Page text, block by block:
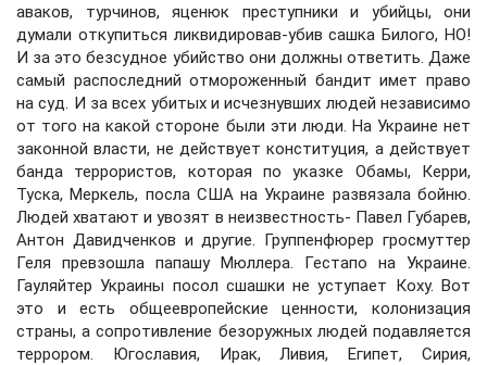
аваков, турчинов, яценюк преступники и убийцы, они
думали откупиться ликвидировав-убив сашка Билого, НО!
И за это безсудное убийство они должны ответить. Даже
самый распоследний отмороженный бандит имет право
на суд. И за всех убитых и исчезнувших людей независимо
от того на какой стороне были эти люди. На Украине нет
законной власти, не действует конституция, а действует
банда террористов, которая по указке Обамы, Керри,
Туска, Меркель, посла США на Украине развязала бойню.
Людей хватают и увозят в неизвестность- Павел Губарев,
Антон Давидченков и другие. Группенфюрер гросмуттер
Геля превзошла папашу Мюллера. Гестапо на Украине.
Гауляйтер Украины посол сшашки не уступает Коху. Вот
это и есть общеевропейские ценности, колонизация
страны, а сопротивление безоружных людей подавляется
террором. Югославия, Ирак, Ливия, Египет, Сирия,